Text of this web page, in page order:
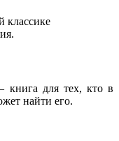
классике
книга для тех, кто в
найти его.